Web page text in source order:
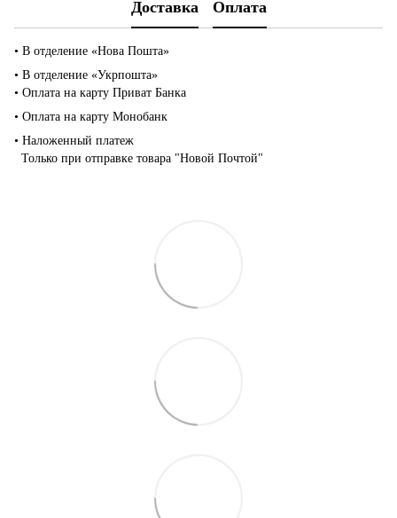
Доставка Оплата
• В отделение «Нова Пошта»
• В отделение «Укрпошта»
• Оплата на карту Приват Банка
• Оплата на карту Монобанк
• Наложенный платеж
Только при отправке товара "Новой Почтой"